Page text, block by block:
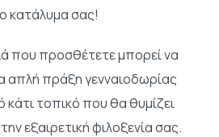
κατάλυμα σας!
που προσθέτετε μπορεί να
απλή πράξη γενναιοδωρίας
τοπικό που θα θυμίζει
εξαιρετική φιλοξενία σας.